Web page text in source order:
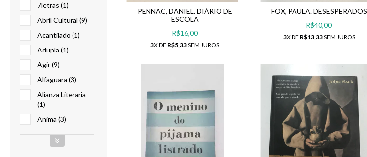
7letras (1)
Abril Cultural (9)
Acantilado (1)
Adupla (1)
Agir (9)
Alfaguara (3)
Alianza Literaria
(1)
Anima (3)
PENNAC, DANIEL. DIÁRIO DE
ESCOLA
R$16,00
3X DE R$5,33SEM JUROS
FOX, PAULA. DESESPERADOS
R$40,00
3X DE R$13,33SEM JUROS